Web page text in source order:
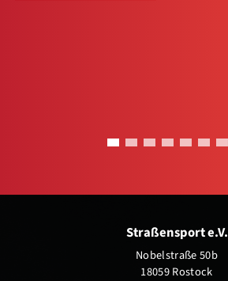
Straßensport e.V.
Nobelstraße 50b
18059 Rostock